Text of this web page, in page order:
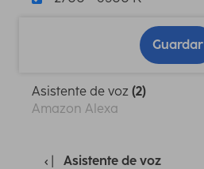
Guardar
Asistente de voz (2)
Amazon Alexa
Asistente de voz